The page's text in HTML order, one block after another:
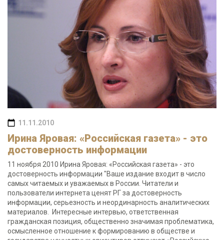
11.11.2010
Ирина Яровая: «Российская газета» - это
достоверность информации
11 ноября 2010 Ирина Яровая: «Российская газета» - это
достоверность информации "Ваше издание входит в число
самых читаемых и уважаемых в России. Читатели и
пользователи интернета ценят РГ за достоверность
информации, серьезность и неординарность аналитических
материалов. Интересные интервью, ответственная
гражданская позиция, общественно значимая проблематика,
осмысленное отношение к формированию в обществе и